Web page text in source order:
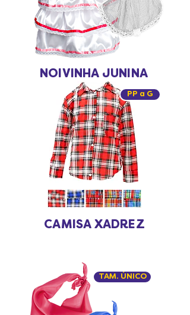
NOIVINHA JUNINA
PP a G
CAMISA XADREZ
TAM. ÚNICO